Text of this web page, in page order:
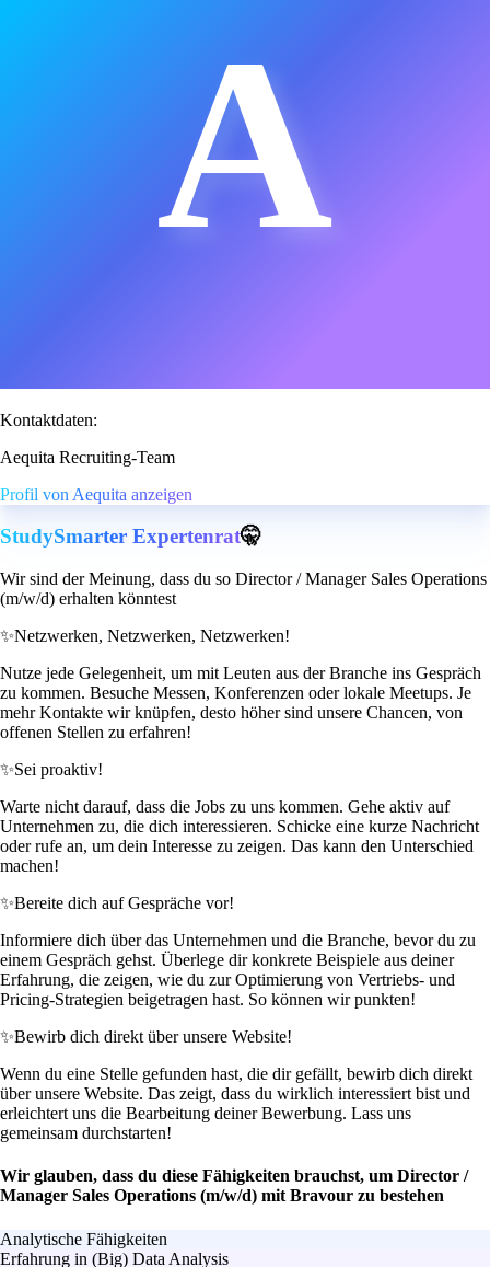
A
Kontaktdaten:
Aequita Recruiting-Team
Profil von Aequita anzeigen
StudySmarter Expertenrat🤫
Wir sind der Meinung, dass du so Director / Manager Sales Operations
(m/w/d) erhalten könntest
✨Netzwerken, Netzwerken, Netzwerken!
Nutze jede Gelegenheit, um mit Leuten aus der Branche ins Gespräch
zu kommen. Besuche Messen, Konferenzen oder lokale Meetups. Je
mehr Kontakte wir knüpfen, desto höher sind unsere Chancen, von
offenen Stellen zu erfahren!
✨Sei proaktiv!
Warte nicht darauf, dass die Jobs zu uns kommen. Gehe aktiv auf
Unternehmen zu, die dich interessieren. Schicke eine kurze Nachricht
oder rufe an, um dein Interesse zu zeigen. Das kann den Unterschied
machen!
✨Bereite dich auf Gespräche vor!
Informiere dich über das Unternehmen und die Branche, bevor du zu
einem Gespräch gehst. Überlege dir konkrete Beispiele aus deiner
Erfahrung, die zeigen, wie du zur Optimierung von Vertriebs- und
Pricing-Strategien beigetragen hast. So können wir punkten!
✨Bewirb dich direkt über unsere Website!
Wenn du eine Stelle gefunden hast, die dir gefällt, bewirb dich direkt
über unsere Website. Das zeigt, dass du wirklich interessiert bist und
erleichtert uns die Bearbeitung deiner Bewerbung. Lass uns
gemeinsam durchstarten!
Wir glauben, dass du diese Fähigkeiten brauchst, um Director /
Manager Sales Operations (m/w/d) mit Bravour zu bestehen
Analytische Fähigkeiten
Erfahrung in (Big) Data Analysis